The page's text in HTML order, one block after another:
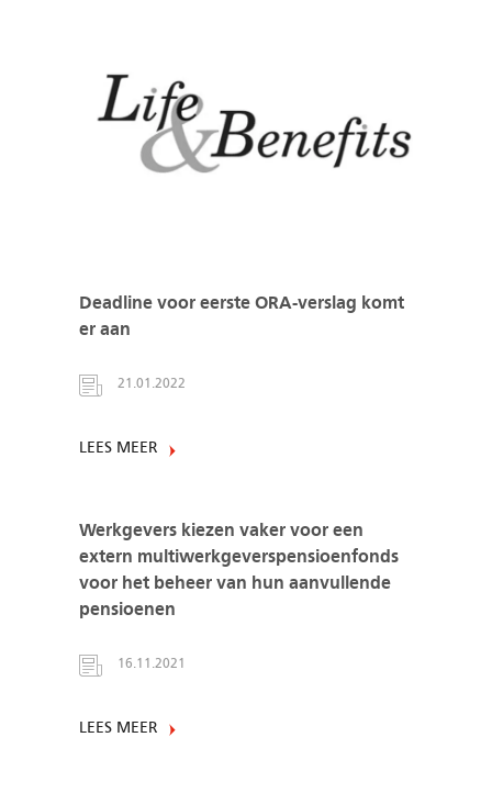
Deadline voor eerste ORA-verslag komt
er aan
21.01.2022
LEES MEER
Werkgevers kiezen vaker voor een
extern multiwerkgeverspensioenfonds
voor het beheer van hun aanvullende
pensioenen
16.11.2021
LEES MEER